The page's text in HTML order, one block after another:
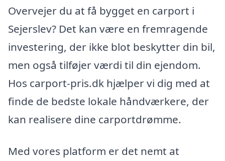
Overvejer du at få bygget en carport i
Sejerslev? Det kan være en fremragende
investering, der ikke blot beskytter din bil,
men også tilføjer værdi til din ejendom.
Hos carport-pris.dk hjælper vi dig med at
finde de bedste lokale håndværkere, der
kan realisere dine carportdrømme.
Med vores platform er det nemt at